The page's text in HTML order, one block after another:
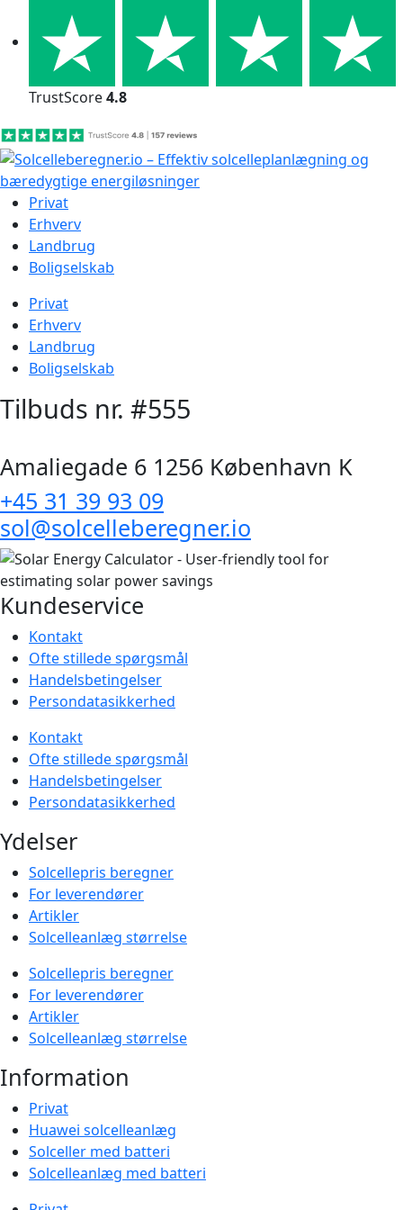
TrustScore4.8
Privat
Erhverv
Landbrug
Boligselskab
Privat
Erhverv
Landbrug
Boligselskab
Tilbuds nr. #555
Amaliegade 6 1256 København K
+45 31 39 93 09
sol@solcelleberegner.io
Kundeservice
Kontakt
Ofte stillede spørgsmål
Handelsbetingelser
Persondatasikkerhed
Kontakt
Ofte stillede spørgsmål
Handelsbetingelser
Persondatasikkerhed
Ydelser
Solcellepris beregner
For leverendører
Artikler
Solcelleanlæg størrelse
Solcellepris beregner
For leverendører
Artikler
Solcelleanlæg størrelse
Information
Privat
Huawei solcelleanlæg
Solceller med batteri
Solcelleanlæg med batteri